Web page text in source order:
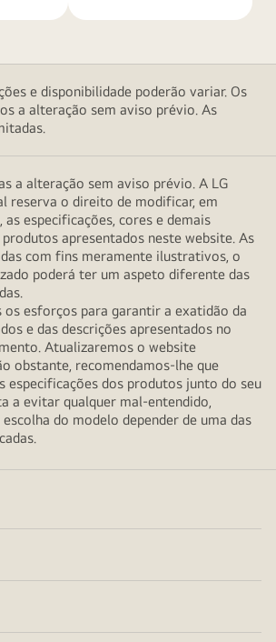
e disponibilidade poderão variar. Os
a alteração sem aviso prévio. As
a alteração sem aviso prévio. A LG
reserva o direito de modificar, em
especificações, cores e demais
apresentados neste website. As
com fins meramente ilustrativos, o
poderá ter um aspeto diferente das
esforços para garantir a exatidão da
e das descrições apresentados no
Atualizaremos o website
obstante, recomendamos-lhe que
especificações dos produtos junto do seu
a evitar qualquer mal-entendido,
do modelo depender de uma das